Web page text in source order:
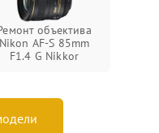
объектива
Nikon AF-S 85mm
F1.4 G Nikkor